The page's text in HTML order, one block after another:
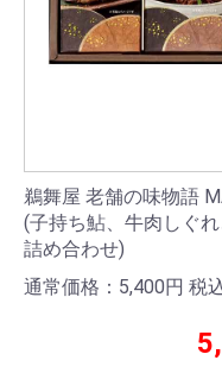
鵜舞屋 老舗の味物語
(子持ち鮎、牛肉しぐ
詰め合わせ)
通常価格：5,400円 税